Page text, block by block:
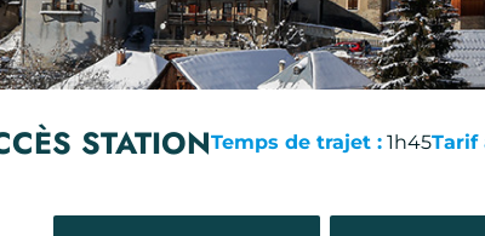
STATIONTemps de trajet :1h45Tarif